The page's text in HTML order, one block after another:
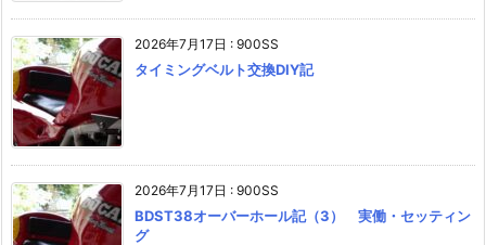
2026年7月17日 : 900SS
タイミングベルト交換DIY記
2026年7月17日 : 900SS
BDST38オーバーホール記（3） 実働・セッティン
グ